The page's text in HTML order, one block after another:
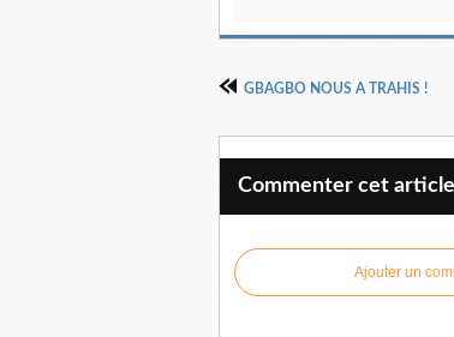
GBAGBO NOUS A TRAHIS !
Commenter cet article
Ajouter un